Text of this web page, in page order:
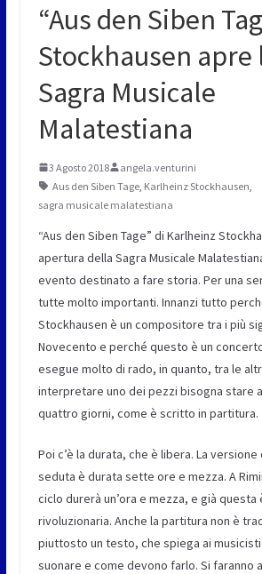
“Aus den Siben
Stockhausen apre
Sagra Musicale
Malatestiana
3 Agosto 2018
angela.venturini
Aus den Siben Tage, Karlheinz Stockhausen
sagra musicale malatestiana
“Aus den Siben Tage” di Karlheinz
apertura della Sagra Musicale
evento destinato a fare storia. Per una
tutte molto importanti. Innanzi tutto
Stockhausen è un compositore tra i più
Novecento e perché questo è un
esegue molto di rado, in quanto, tra le
interpretare uno dei pezzi bisogna stare
quattro giorni, come è scritto in partitura.
Poi c’è la durata, che è libera. La versione
seduta è durata sette ore e mezza. A
ciclo durerà un’ora e mezza, e già questa
rivoluzionaria. Anche la partitura non è
piuttosto un testo, che spiega ai
suonare e come devono farlo. Si faranno